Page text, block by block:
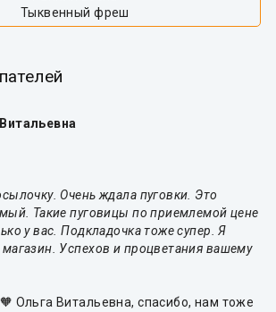
Тыквенный фреш
Очень ждала пуговки. Это
Такие пуговицы по приемлемой цене
у вас. Подкладочка тоже супер. Я
Успехов и процветания вашему
Ольга Витальевна, спасибо, нам тоже